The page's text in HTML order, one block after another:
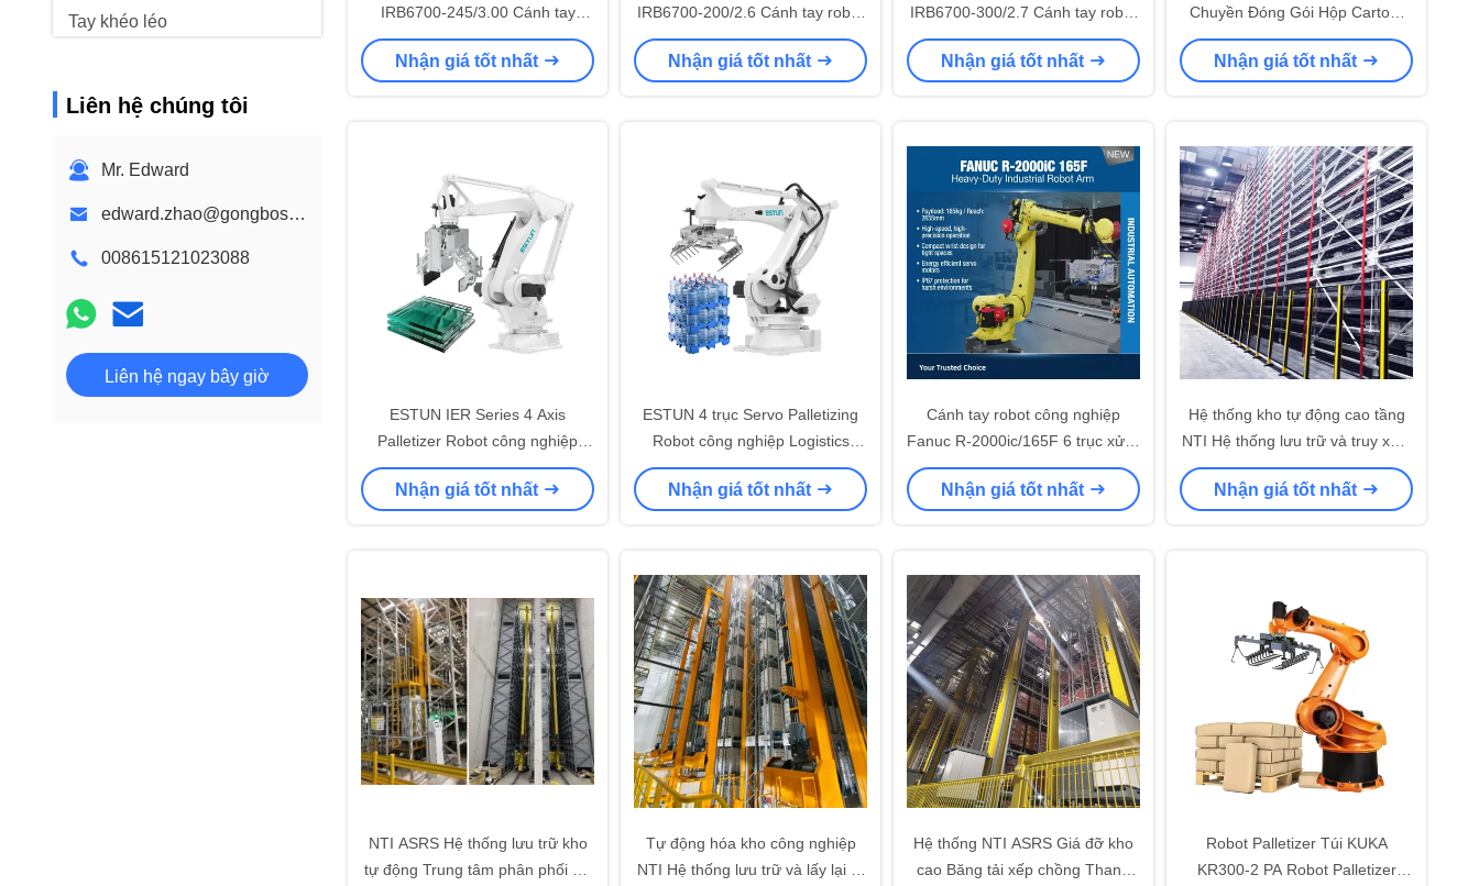
Tay khéo léo
Liên hệ chúng tôi
Mr. Edward
edward.zhao@gongboshi.com
008615121023088
Liên hệ ngay bây giờ
IRB6700-245/3.00 Cánh tay
robot làm việc với máy CNC
Nhận giá tốt nhất
IRB6700-200/2.6 Cánh tay robot
làm việc với máy CNC
Nhận giá tốt nhất
IRB6700-300/2.7 Cánh tay robot
làm việc với máy CNC
Nhận giá tốt nhất
Chuyền Đóng Gói Hộp Carton,
Hệ Thống Điều Khiển Servo
Robot Cánh Tay Robot Dòng
Nhận giá tốt nhất
ESTUN IER Series 4 Axis
Palletizer Robot công nghiệp
Xăng túi hóa học xử lý kho tự
động hóa robot
Nhận giá tốt nhất
ESTUN 4 trục Servo Palletizing
Robot công nghiệp Logistics
Warehouse Carton Box Handling
Robot palleting
Nhận giá tốt nhất
Cánh tay robot công nghiệp
Fanuc R-2000ic/165F 6 trục xử lý
vật liệu xếp pallet
Nhận giá tốt nhất
Hệ thống kho tự động cao tầng
NTI Hệ thống lưu trữ và truy xuất
tự động ASRS
Nhận giá tốt nhất
NTI ASRS Hệ thống lưu trữ kho
tự động Trung tâm phân phối Tự
Tự động hóa kho công nghiệp
NTI Hệ thống lưu trữ và lấy lại tự
Hệ thống NTI ASRS Giá đỡ kho
cao Băng tải xếp chồng Thang
Robot Palletizer Túi KUKA
KR300-2 PA Robot Palletizer